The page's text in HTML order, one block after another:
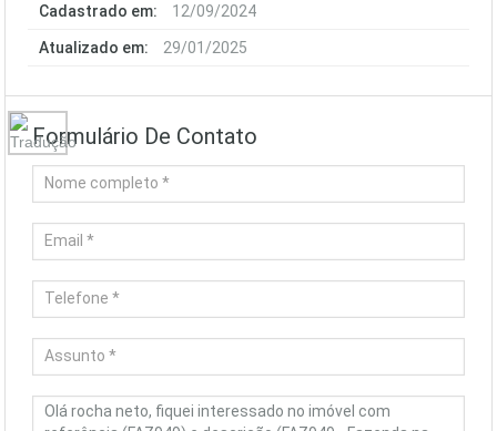
Cadastrado em: 12/09/2024
Atualizado em: 29/01/2025
Formulário De Contato